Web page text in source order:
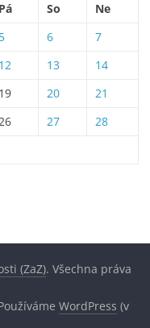
Pá So
Ne
5 6
7
12 13
14
19 20
21
27
28
(ZaZ). Všechna práva
WordPress (v